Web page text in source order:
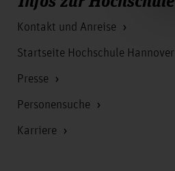
Kontakt und Anreise
Startseite Hochschule Hannover
Presse
Personensuche
Karriere